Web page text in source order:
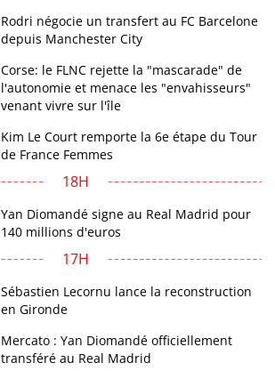
Rodri négocie un transfert au FC Barcelone
depuis Manchester City
Corse: le FLNC rejette la "mascarade" de
l'autonomie et menace les "envahisseurs"
venant vivre sur l'île
Kim Le Court remporte la 6e étape du Tour
de France Femmes
18H
Yan Diomandé signe au Real Madrid pour
140 millions d'euros
17H
Sébastien Lecornu lance la reconstruction
en Gironde
Mercato : Yan Diomandé officiellement
transféré au Real Madrid